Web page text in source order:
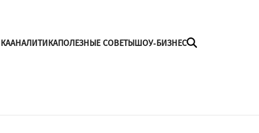
АНАЛИТИКАПОЛЕЗНЫЕ СОВЕТЫШОУ-БИЗНЕС